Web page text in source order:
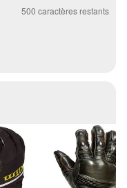
500 caractères restants